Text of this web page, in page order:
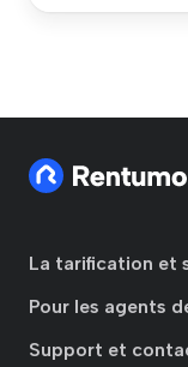
La tarification et
Pour les agents
Support et